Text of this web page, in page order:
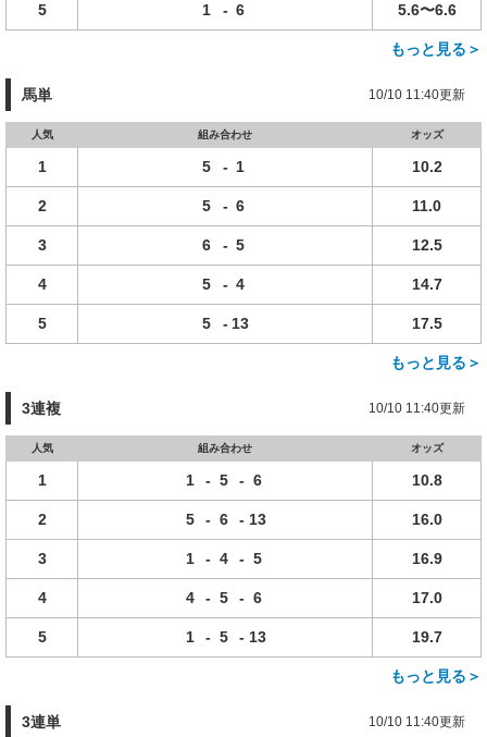
5 1 - 6 5.6〜6.6
もっと見る＞
馬単 10/10 11:40更新
人気 組み合わせ オッズ
1 5 - 1 10.2
2 5 - 6 11.0
3 6 - 5 12.5
4 5 - 4 14.7
5 5 - 13 17.5
もっと見る＞
3連複 10/10 11:40更新
人気 組み合わせ オッズ
1 1 - 5 - 6 10.8
2 5 - 6 - 13 16.0
3 1 - 4 - 5 16.9
4 4 - 5 - 6 17.0
5 1 - 5 - 13 19.7
もっと見る＞
3連単 10/10 11:40更新